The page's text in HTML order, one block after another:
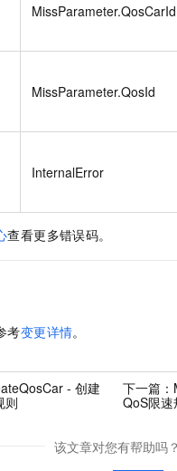
MissParameter.QosCarId
MissParameter.QosId
InternalError
查看更多错误码。
考变更详情。
- 创建
则
下一篇：
QoS限速
该文章对您有帮助吗？